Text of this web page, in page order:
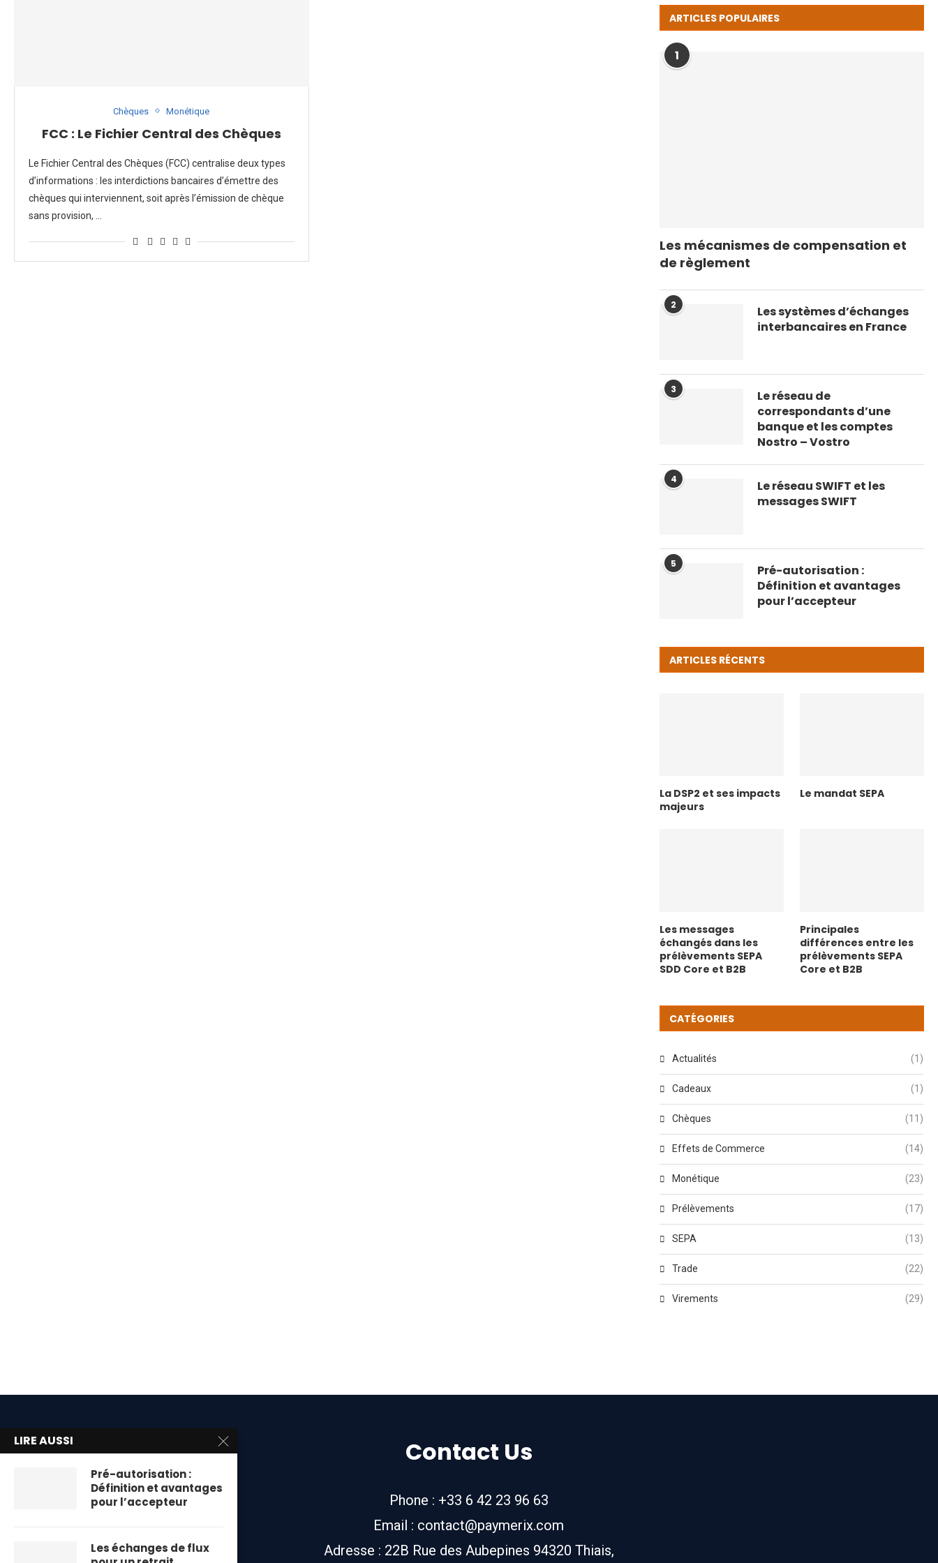
Chèques Monétique
FCC : Le Fichier Central des Chèques
Le Fichier Central des Chèques (FCC) centralise deux types
d’informations : les interdictions bancaires d’émettre des
chèques qui interviennent, soit après l’émission de chèque
sans provision, …
ARTICLES POPULAIRES
1
Les mécanismes de compensation et
de règlement
2
Les systèmes d’échanges
interbancaires en France
3
Le réseau de
correspondants d’une
banque et les comptes
Nostro – Vostro
4
Le réseau SWIFT et les
messages SWIFT
5
Pré-autorisation :
Définition et avantages
pour l’accepteur
ARTICLES RÉCENTS
La DSP2 et ses impacts
majeurs
Le mandat SEPA
Les messages
échangés dans les
prélèvements SEPA
SDD Core et B2B
Principales
différences entre les
prélèvements SEPA
Core et B2B
CATÉGORIES
Actualités (1)
Cadeaux (1)
Chèques (11)
Effets de Commerce (14)
Monétique (23)
Prélèvements (17)
SEPA (13)
Trade (22)
Virements (29)
Contact Us
Phone : +33 6 42 23 96 63
Email : contact@paymerix.com
Adresse : 22B Rue des Aubepines 94320 Thiais,
LIRE AUSSI
Pré-autorisation :
Définition et avantages
pour l’accepteur
Les échanges de flux